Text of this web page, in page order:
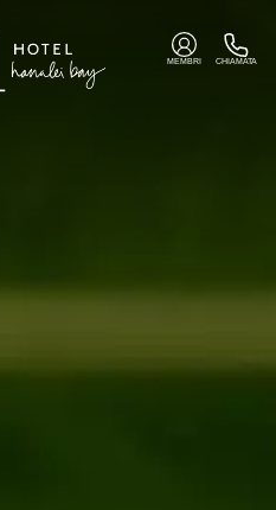
MEMBRI CHIAMATA